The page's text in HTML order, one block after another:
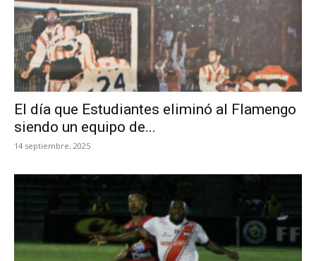
El día que Estudiantes eliminó al Flamengo
siendo un equipo de...
14 septiembre, 2025